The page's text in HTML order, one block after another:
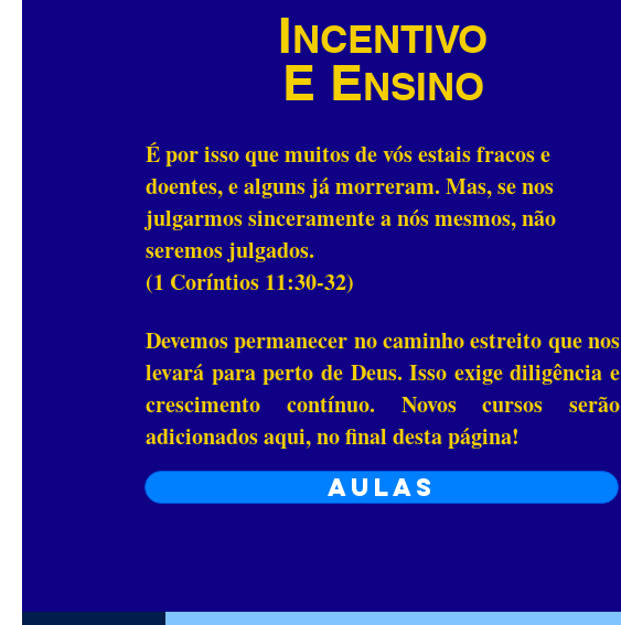
INCENTIVO
E ENSINO
É por isso que muitos de vós estais fracos e
doentes, e alguns já morreram. Mas, se nos
julgarmos sinceramente a nós mesmos, não
seremos julgados.
(1 Coríntios 11:30-32)
Devemos permanecer no caminho estreito que nos
levará para perto de Deus. Isso exige diligência e
crescimento contínuo. Novos cursos serão
adicionados aqui, no final desta página!
Aulas